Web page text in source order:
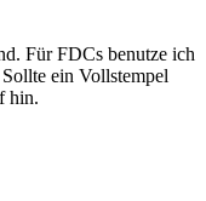
Für FDCs benutze ich
ein Vollstempel
hin.